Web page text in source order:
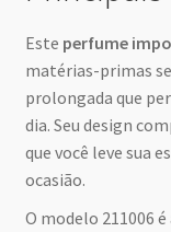
Este perfume
matérias-primas
prolongada que
dia. Seu design
que você leve sua
ocasião.
O modelo 211006